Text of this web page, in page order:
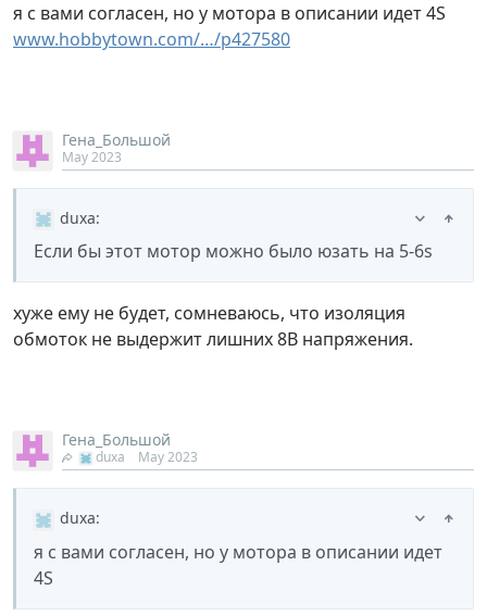
я с вами согласен, но у мотора в описании идет 4S
www.hobbytown.com/…/p427580
Гена_Большой
May 2023
duxa:
Если бы этот мотор можно было юзать на 5-6s
хуже ему не будет, сомневаюсь, что изоляция
обмоток не выдержит лишних 8В напряжения.
Гена_Большой
duxa May 2023
duxa:
я с вами согласен, но у мотора в описании идет
4S